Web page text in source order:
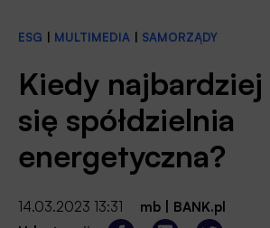
ESG MULTIMEDIA SAMORZĄDY
Kiedy najbardziej
się spółdzielnia
energetyczna?
14.03.2023 13:31 mb
BANK.pl